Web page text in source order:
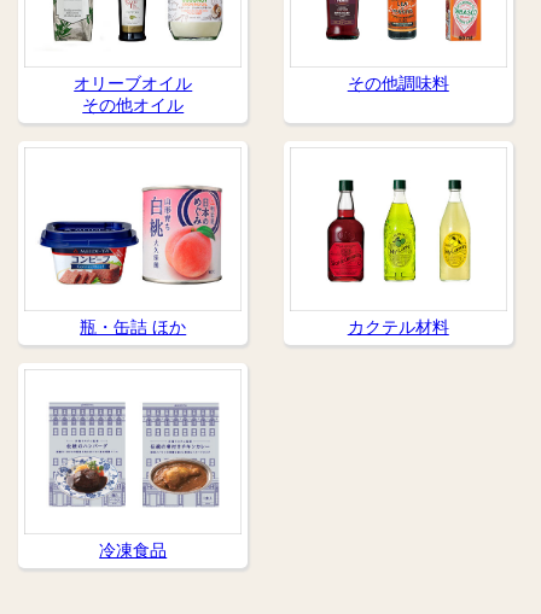
オリーブオイル
その他オイル
その他調味料
瓶・缶詰 ほか カクテル材料
冷凍食品